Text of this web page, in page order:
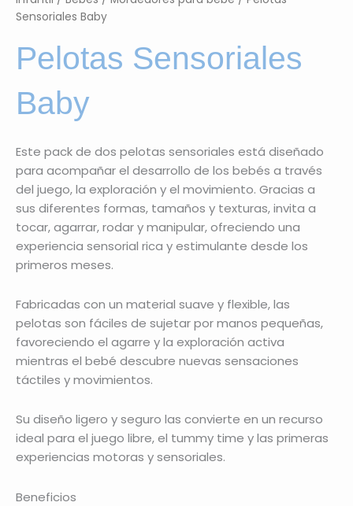
Sensoriales Baby
Pelotas Sensoriales
Baby
Este pack de dos pelotas sensoriales está diseñado
para acompañar el desarrollo de los bebés a través
del juego, la exploración y el movimiento. Gracias a
sus diferentes formas, tamaños y texturas, invita a
tocar, agarrar, rodar y manipular, ofreciendo una
experiencia sensorial rica y estimulante desde los
primeros meses.
Fabricadas con un material suave y flexible, las
pelotas son fáciles de sujetar por manos pequeñas,
favoreciendo el agarre y la exploración activa
mientras el bebé descubre nuevas sensaciones
táctiles y movimientos.
Su diseño ligero y seguro las convierte en un recurso
ideal para el juego libre, el tummy time y las primeras
experiencias motoras y sensoriales.
Beneficios